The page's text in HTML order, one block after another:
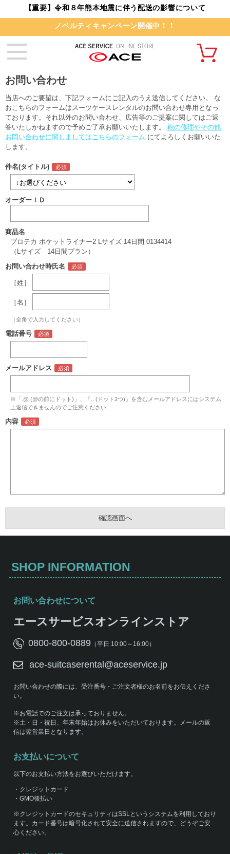
【重要】令和８年熊本地震に伴う配送の影響について
ノベルティキャンペーン開催中！！
お問い合わせ
当店へのご要望は、下記フォームにご記入のうえ送信してください。 な
おこちらのフォームはスーツケースレンタルのお問い合わせ専用となっ
ております。それ以外のお問い合わせ、広告等のご提案に関してはご返
答いたしかねますので予めご了承お願いいたします。 鞄の修理やその他
お問い合わせに関しましてはこちらのフォーム にてよろしくお願いいた
します。
件名(タイトル)
オーダーＩＤ
商品名
プロテカ ポケットライナー2 Lサイズ 14日間 0134414
（Lサイズ 14日間プラン）
お問い合わせ時氏名
［姓］
［名］
（全角で入力してください）
電話番号
メールアドレス
※「.@ (@の前にドット)」、「.. (ドット2つ)」を含むメールアドレスにはシステム
上返信できませんのでご注意ください
内容
SHOP INFORMATION
お問い合わせについて
エースサービスオンラインストア
0800-800-0889（平日 10:00～16:00）
ace-suitcaserental@aceservice.jp
お問い合わせの際には、受注番号・ご注文者様のお名前をお伝えくださ
い。
※お電話でのご注文は承っておりません。
※土・日・祝日、年末年始はお休みをいただいております。メールの返
信は翌営業日となります。
お支払いについて
以下のお支払い方法をお選びいただけます。
・クレジットカード
・GMO後払い
※クレジットカードのセキュリティはSSLというシステムを利用しており
ます。カード番号は暗号化されて安全に送信されますので、どうぞご安
心ください。